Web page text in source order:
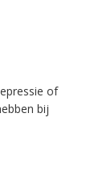
of
bij